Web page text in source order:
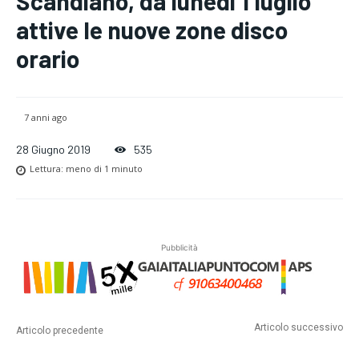
attive le nuove zone disco
orario
7 anni ago
28 Giugno 2019 535
Lettura: meno di 1 minuto
Pubblicità
Articolo precedente Articolo successivo